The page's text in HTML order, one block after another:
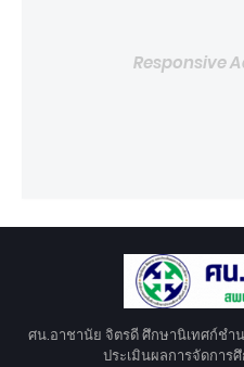
Responsive
ศน.อาชานัย จิตรดี ศึกษานิเทศก์ชำ
ประเมินผลการจัดการ